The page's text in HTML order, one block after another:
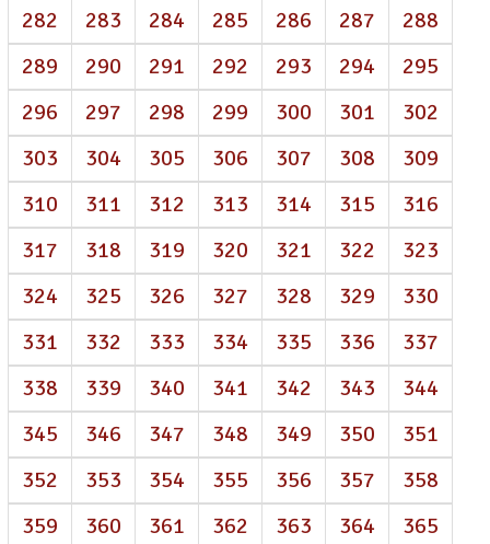
282
283 284 285 286 287
288
289
290 291 292 293 294
295
296
297 298 299 300 301
302
303
304 305 306 307 308
309
310
311 312 313 314 315
316
317
318 319 320 321 322
323
324
325 326 327 328 329
330
331
332 333 334 335 336
337
338
339 340 341 342 343
344
345
346 347 348 349 350
351
352
353 354 355 356 357
358
359
360 361 362 363 364 365